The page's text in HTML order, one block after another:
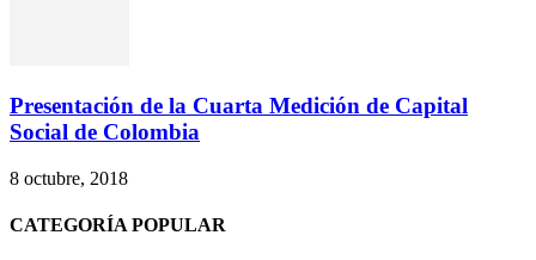
Presentación de la Cuarta Medición de Capital
Social de Colombia
8 octubre, 2018
CATEGORÍA POPULAR